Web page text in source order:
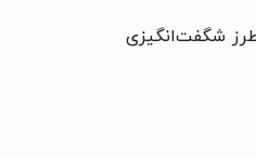
شگفت‌انگیزی